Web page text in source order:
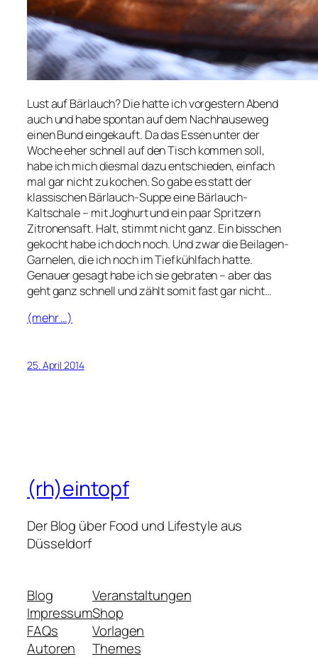
Lust auf Bärlauch? Die hatte ich vorgestern Abend
auch und habe spontan auf dem Nachhauseweg
einen Bund eingekauft. Da das Essen unter der
Woche eher schnell auf den Tisch kommen soll,
habe ich mich diesmal dazu entschieden, einfach
mal gar nicht zu kochen. So gabe es statt der
klassischen Bärlauch-Suppe eine Bärlauch-
Kaltschale – mit Joghurt und ein paar Spritzern
Zitronensaft. Halt, stimmt nicht ganz. Ein bisschen
gekocht habe ich doch noch. Und zwar die Beilagen-
Garnelen, die ich noch im Tiefkühlfach hatte.
Genauer gesagt habe ich sie gebraten – aber das
geht ganz schnell und zählt somit fast gar nicht…
(mehr …)
25. April 2014
(rh)eintopf
Der Blog über Food und Lifestyle aus
Düsseldorf
Blog
Impressum
FAQs
Autoren
Veranstaltungen
Shop
Vorlagen
Themes